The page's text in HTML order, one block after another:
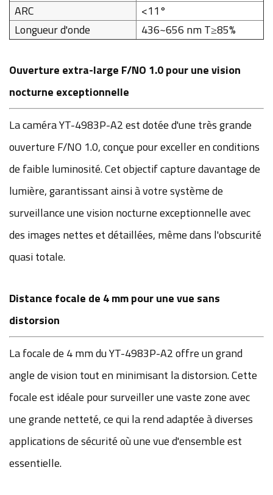
ARC
<11°
Longueur d'onde
436~656 nm T≥85%
Ouverture extra-large F/NO 1.0 pour une vision
nocturne exceptionnelle
La caméra YT-4983P-A2 est dotée d'une très grande
ouverture F/NO 1.0, conçue pour exceller en conditions
de faible luminosité. Cet objectif capture davantage de
lumière, garantissant ainsi à votre système de
surveillance une vision nocturne exceptionnelle avec
des images nettes et détaillées, même dans l'obscurité
quasi totale.
Distance focale de 4 mm pour une vue sans
distorsion
La focale de 4 mm du YT-4983P-A2 offre un grand
angle de vision tout en minimisant la distorsion. Cette
focale est idéale pour surveiller une vaste zone avec
une grande netteté, ce qui la rend adaptée à diverses
applications de sécurité où une vue d'ensemble est
essentielle.